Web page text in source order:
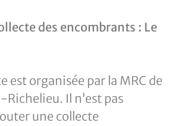
des encombrants : Le
est organisée par la MRC de
Richelieu. Il n’est pas
une collecte